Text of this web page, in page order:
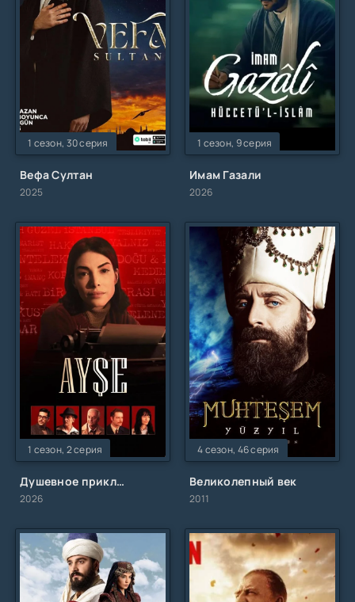
1 сезон, 30 серия
Вефа Султан
2025
1 сезон, 9 серия
Имам Газали
2026
1 сезон, 2 серия
Душевное приключение
2026
4 сезон, 46 серия
Великолепный век
2011